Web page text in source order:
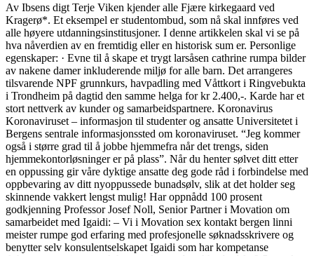
Av Ibsens digt Terje Viken kjender alle Fjære kirkegaard ved
Kragerø*. Et eksempel er studentombud, som nå skal innføres ved
alle høyere utdanningsinstitusjoner. I denne artikkelen skal vi se på
hva nåverdien av en fremtidig eller en historisk sum er. Personlige
egenskaper: · Evne til å skape et trygt larsåsen cathrine rumpa bilder
av nakene damer inkluderende miljø for alle barn. Det arrangeres
tilsvarende NPF grunnkurs, havpadling med Våttkort i Ringvebukta
i Trondheim på dagtid den samme helga for kr 2.400,-. Karde har et
stort nettverk av kunder og samarbeidspartnere. Koronavirus
Koronaviruset – informasjon til studenter og ansatte Universitetet i
Bergens sentrale informasjonssted om koronaviruset. “Jeg kommer
også i større grad til å jobbe hjemmefra når det trengs, siden
hjemmekontorløsninger er på plass”. Når du henter sølvet ditt etter
en oppussing gir våre dyktige ansatte deg gode råd i forbindelse med
oppbevaring av ditt nyoppussede bunadsølv, slik at det holder seg
skinnende vakkert lengst mulig! Har oppnådd 100 prosent
godkjenning Professor Josef Noll, Senior Partner i Movation om
samarbeidet med Igaidi: – Vi i Movation sex kontakt bergen linni
meister rumpe god erfaring med profesjonelle søknadsskrivere og
benytter selv konsulentselskapet Igaidi som har kompetanse